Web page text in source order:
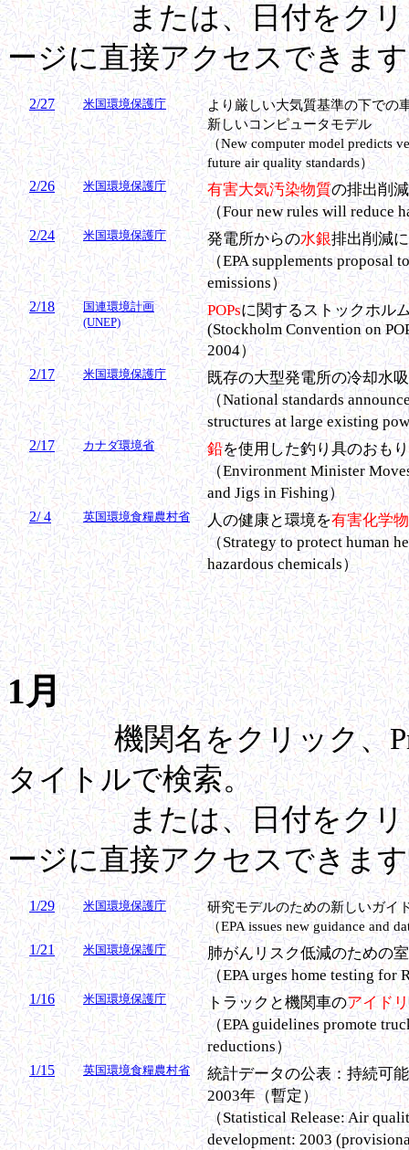
または、日付をクリッ
ージに直接アクセスできま
2/27 米国環境保護庁
より厳しい大気質基準の下での
新しいコンピュータモデル
（New computer model predicts
future air quality standards）
2/26
米国環境保護庁 有害大気汚染物質の排出削
（Four new rules will reduce
2/24 米国環境保護庁 発電所からの水銀排出削減
（EPA supplements proposal
emissions）
2/18
国連環境計画
(UNEP)
POPsに関するストックホル
(Stockholm Convention on
2004）
2/17 米国環境保護庁
既存の大型発電所の冷却水
（National standards
structures at large existing
2/17 カナダ環境省 鉛を使用した釣り具のおも
（Environment Minister
and Jigs in Fishing）
2/ 4 英国環境食糧農村省 人の健康と環境を有害化学
（Strategy to protect human
hazardous chemicals）
1月
機関名をクリック、
タイトルで検索。
または、日付をクリッ
ージに直接アクセスできま
1/29 米国環境保護庁
研究モデルのための新しいガイ
（EPA issues new guidance and
1/21
米国環境保護庁
肺がんリスク低減のための
（EPA urges home testing for
1/16 米国環境保護庁 トラックと機関車のアイド
（EPA guidelines promote
reductions）
1/15 英国環境食糧農村省
統計データの公表：持続可
2003年（暫定）
（Statistical Release: Air
development: 2003